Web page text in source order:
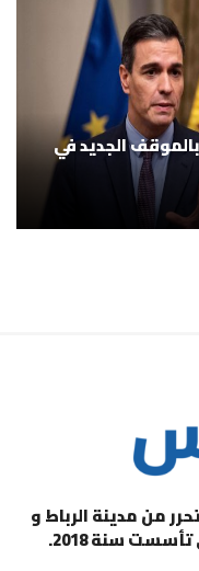
الجديد في
من مدينة الرباط و
سنة 2018.